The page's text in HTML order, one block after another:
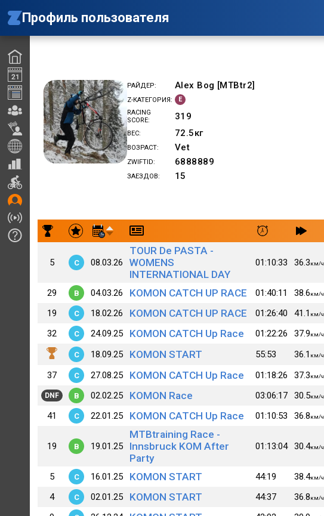
Профиль пользователя
РАЙДЕР Alex Bog [MTBtr2]
Z-КАТЕГОРИЯ
E
RACING
SCORE
319
ВЕС 72.5кг
ВОЗРАСТ Vet
ZWIFTID 6888889
ЗАЕЗДОВ 15
Результаты заездов Alex Bog [MTBtr2]
5 C 08.03.26
TOUR De PASTA -
WOMENS
INTERNATIONAL DAY
01:10:33 36.3км/ч
29 B 04.03.26 KOMON CATCH UP RACE 01:40:11 38.6км/ч
19 C 18.02.26 KOMON CATCH UP RACE 01:26:40 41.1 км/ч
32 C 24.09.25 KOMON CATCH Up Race 01:22:26 37.9км/ч
C 18.09.25 KOMON START 55:53 36.1 км/ч
37 C 27.08.25 KOMON CATCH Up Race 01:18:26 37.3км/ч
DNF B 02.02.25 KOMON Race 03:06:17 30.5км/ч
41 C 22.01.25 KOMON CATCH Up Race 01:10:53 36.8км/ч
19 B 19.01.25
MTBtraining Race -
Innsbruck KOM After
Party
01:13:04 30.4км/ч
5 C 16.01.25 KOMON START 44:19 38.4км/ч
4 C 02.01.25 KOMON START 44:37 36.8км/ч